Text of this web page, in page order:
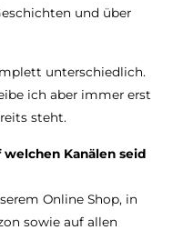
und über
unterschiedlich.
ich aber immer erst
steht.
Kanälen seid
Online Shop, in
sowie auf allen